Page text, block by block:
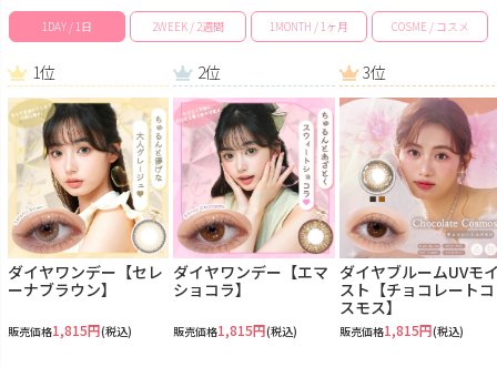
1DAY / 1日 2WEEK / 2週間 1MONTH / 1ヶ月 COSME / コスメ
1位
ダイヤワンデー【セレ
ーナブラウン】
販売価格1,815円(税込)
2位
ダイヤワンデー【エマ
ショコラ】
販売価格1,815円(税込)
3位
ダイヤブルームUVモ
スト【チョコレートコ
スモス】
販売価格1,815円(税込)